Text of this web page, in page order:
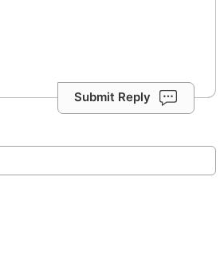
Submit Reply